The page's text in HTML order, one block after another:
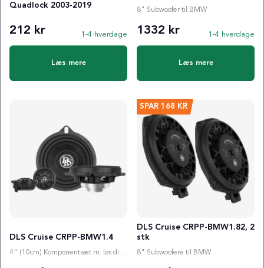
Quadlock 2003-2019
212 kr 1-4 hverdage
Læs mere
8" Subwoofer til BMW
1332 kr 1-4 hverdage
Læs mere
DLS Cruise CRPP-BMW1.4
4" (10cm) Komponentsæt m. løs diskant til BMW
SPAR 168 KR
DLS Cruise CRPP-BMW1.82, 2
stk
8" Subwoofere til BMW